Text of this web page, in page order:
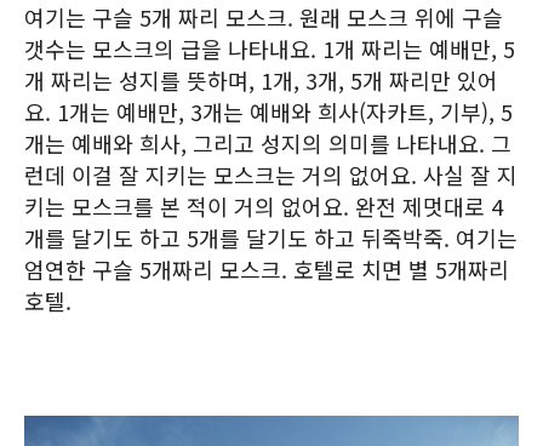
여기는 구슬 5개 짜리 모스크. 원래 모스크 위에 구슬
갯수는 모스크의 급을 나타내요. 1개 짜리는 예배만, 5
개 짜리는 성지를 뜻하며, 1개, 3개, 5개 짜리만 있어
요. 1개는 예배만, 3개는 예배와 희사(자카트, 기부), 5
개는 예배와 희사, 그리고 성지의 의미를 나타내요. 그
런데 이걸 잘 지키는 모스크는 거의 없어요. 사실 잘 지
키는 모스크를 본 적이 거의 없어요. 완전 제멋대로 4
개를 달기도 하고 5개를 달기도 하고 뒤죽박죽. 여기는
엄연한 구슬 5개짜리 모스크. 호텔로 치면 별 5개짜리
호텔.